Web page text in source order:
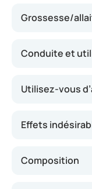
Grossesse/
Conduite et
Utilisez-vous
Effets
Composition